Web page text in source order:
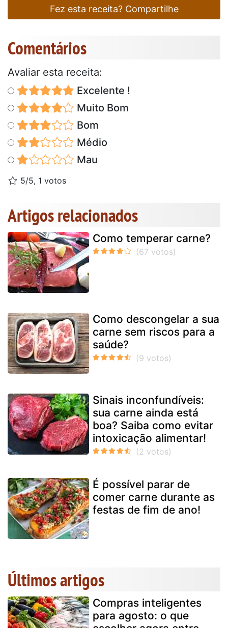
Fez esta receita? Compartilhe
Comentários
Avaliar esta receita:
Excelente !
Muito Bom
Bom
Médio
Mau
5/5, 1 votos
Artigos relacionados
Como temperar carne?
Como descongelar a sua
carne sem riscos para a
saúde?
Sinais inconfundíveis:
sua carne ainda está
boa? Saiba como evitar
intoxicação alimentar!
É possível parar de
comer carne durante as
festas de fim de ano!
Últimos artigos
Compras inteligentes
para agosto: o que